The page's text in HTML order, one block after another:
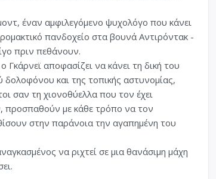
έναν αμφιλεγόμενο ψυχολόγο που κάνει
πανδοχείο στα βουνά Αντιρόντακ -
πριν πεθάνουν.
αποφασίζει να κάνει τη δική του
και της τοπικής αστυνομίας,
σαν τη χιονοθύελλα που τον έχει
προσπαθούν με κάθε τρόπο να τον
στην παράνοια την αγαπημένη του
να ριχτεί σε μια θανάσιμη μάχη